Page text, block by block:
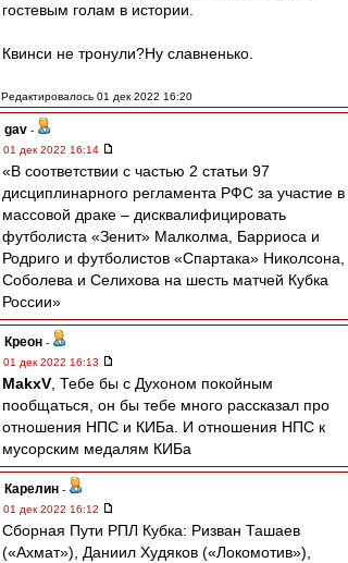
гостевым голам в истории.
Квинси не тронули?Ну славненько.
Редактировалось 01 дек 2022 16:20
gav -
01 дек 2022 16:14
«В соответствии с частью 2 статьи 97
дисциплинарного регламента РФС за участие в
массовой драке – дисквалифицировать
футболиста «Зенит» Малколма, Барриоса и
Родриго и футболистов «Спартака» Николсона,
Соболева и Селихова на шесть матчей Кубка
России»
Креон -
01 дек 2022 16:13
MakxV , Тебе бы с Духоном покойным
пообщаться, он бы тебе много рассказал про
отношения НПС и КИБа. И отношения НПС к
мусорским медалям КИБа
Карелин -
01 дек 2022 16:12
Сборная Пути РПЛ Кубка: Ризван Ташаев
(«Ахмат»), Даниил Худяков («Локомотив»),